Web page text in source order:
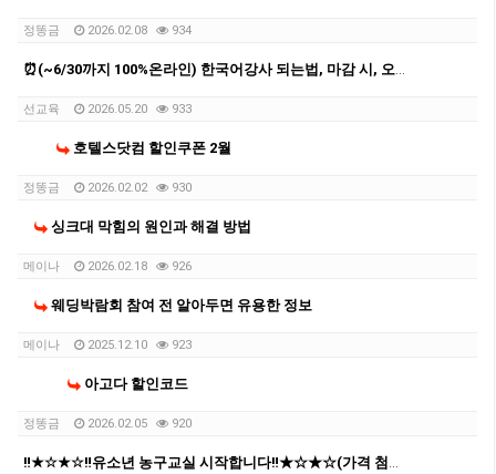
정똥금 2026.02.08 934
선교육 2026.05.20 933
호텔스닷컴 할인쿠폰 2월
정똥금 2026.02.02 930
싱크대 막힘의 원인과 해결 방법
메이나 2026.02.18 926
웨딩박람회 참여 전 알아두면 유용한 정보
메이나 2025.12.10 923
아고다 할인코드
정똥금 2026.02.05 920